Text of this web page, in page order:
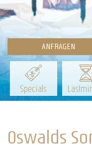
ANFRAGEN
Specials
Oswalds